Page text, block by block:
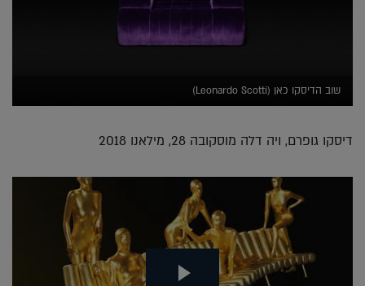
שוב הדיסקו כאן (Leonardo Scotti)
דיסקו גופרם, ויה דלה מוסקובה 28, מילאנו 2018